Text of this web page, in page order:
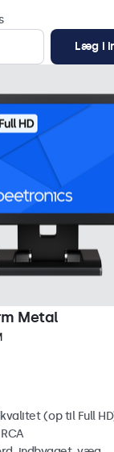
Læg i
Metal
(op til Full